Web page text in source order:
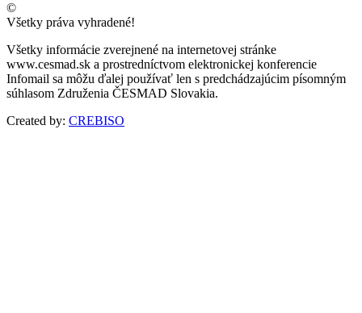
©
Všetky práva vyhradené!
Všetky informácie zverejnené na internetovej stránke
www.cesmad.sk a prostredníctvom elektronickej konferencie
Infomail sa môžu ďalej používať len s predchádzajúcim písomným
súhlasom Združenia ČESMAD Slovakia.
Created by: CREBISO